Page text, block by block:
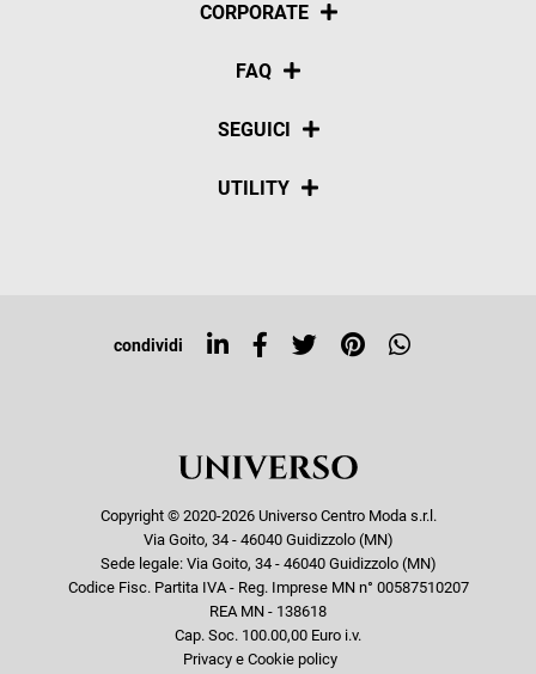
CORPORATE
Chi siamo
FAQ
Pagamenti
SEGUICI
Social
UTILITY
Top ricerche
condividi
Copyright © 2020-2026 Universo Centro Moda s.r.l.
Via Goito, 34 - 46040 Guidizzolo (MN)
Sede legale: Via Goito, 34 - 46040 Guidizzolo (MN)
Codice Fisc. Partita IVA - Reg. Imprese MN n° 00587510207
REA MN - 138618
Cap. Soc. 100.00,00 Euro i.v.
Privacy e Cookie policy